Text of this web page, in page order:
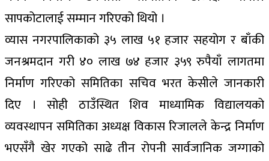
सापकोटालाई सम्मान गरिएको थियो ।
व्यास नगरपालिकाको ३५ लाख ५१ हजार सहयोग र बाँकी
जनश्रमदान गरी ४० लाख ७४ हजार ३५९ रुपैयाँ लागतमा
निर्माण गरिएको समितिका सचिव भरत केसीले जानकारी
दिए । सोही ठाउँस्थित शिव माध्यामिक विद्यालयको
व्यवस्थापन समितिका अध्यक्ष विकास रिजालले केन्द्र निर्माण
भएसँगै खेर गएको साढे तीन रोपनी सार्वजानिक जग्गाको